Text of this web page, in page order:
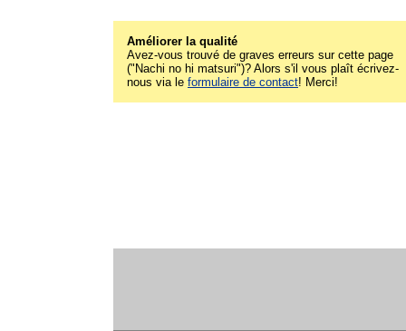
Améliorer la qualité
Avez-vous trouvé de graves erreurs sur cette page
("Nachi no hi matsuri")? Alors s'il vous plaît écrivez-
nous via le formulaire de contact! Merci!